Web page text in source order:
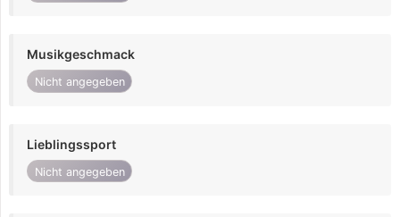
Musikgeschmack
Nicht angegeben
Lieblingssport
Nicht angegeben